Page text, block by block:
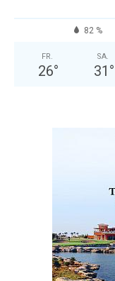
82 %
FR.
26°
SA.
31 °